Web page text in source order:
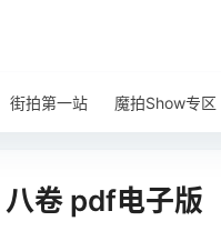
街拍第一站 魔拍Show专区
卷 pdf电子版